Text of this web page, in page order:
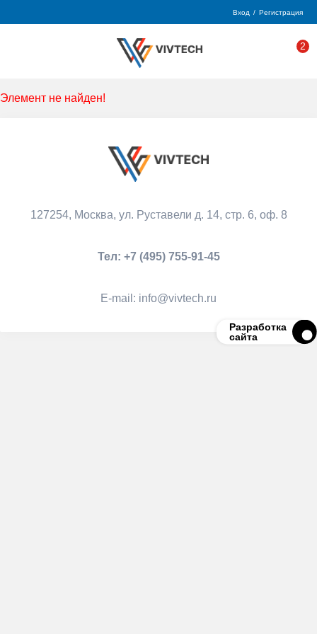
Вход / Регистрация
2
Элемент не найден!
127254, Москва, ул. Руставели д. 14, стр. 6, оф. 8
Тел: +7 (495) 755-91-45
Е-mail: info@vivtech.ru
Разработка
сайта